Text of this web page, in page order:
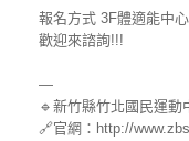
報名方式 3F體適能中
歡迎來諮詢!!!
—
🔹新竹縣竹北國民運動
🔗官網：http://